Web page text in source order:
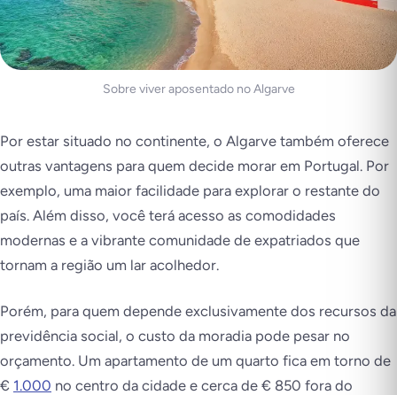
Sobre viver aposentado no Algarve
Por estar situado no continente, o Algarve também oferece
outras vantagens para quem decide morar em Portugal. Por
exemplo, uma maior facilidade para explorar o restante do
país. Além disso, você terá acesso as comodidades
modernas e a vibrante comunidade de expatriados que
tornam a região um lar acolhedor.
Porém, para quem depende exclusivamente dos recursos da
previdência social, o custo da moradia pode pesar no
orçamento. Um apartamento de um quarto fica em torno de
€ 1.000 no centro da cidade e cerca de € 850 fora do